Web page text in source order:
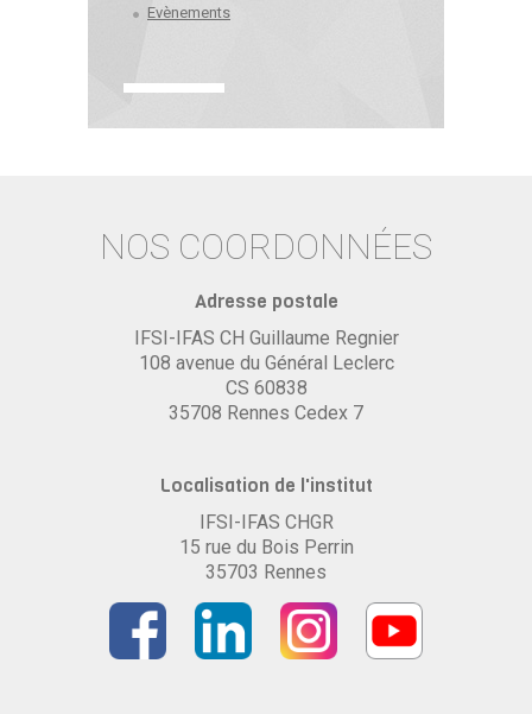
Evènements
NOS COORDONNÉES
Adresse postale
IFSI-IFAS CH Guillaume Regnier
108 avenue du Général Leclerc
CS 60838
35708 Rennes Cedex 7
Localisation de l'institut
IFSI-IFAS CHGR
15 rue du Bois Perrin
35703 Rennes